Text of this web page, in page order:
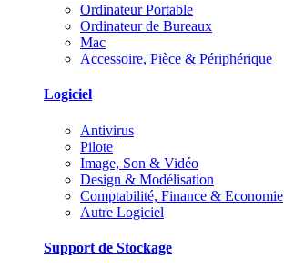
Ordinateur Portable
Ordinateur de Bureaux
Mac
Accessoire, Pièce & Périphérique
Logiciel
Antivirus
Pilote
Image, Son & Vidéo
Design & Modélisation
Comptabilité, Finance & Economie
Autre Logiciel
Support de Stockage